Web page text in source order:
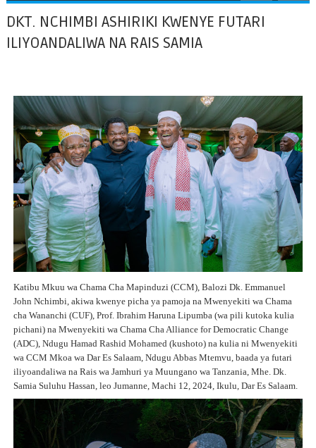
DKT. NCHIMBI ASHIRIKI KWENYE FUTARI
ILIYOANDALIWA NA RAIS SAMIA
Katibu Mkuu wa Chama Cha Mapinduzi (CCM), Balozi Dk. Emmanuel
John Nchimbi, akiwa kwenye picha ya pamoja na Mwenyekiti wa Chama
cha Wananchi (CUF), Prof. Ibrahim Haruna Lipumba (wa pili kutoka kulia
pichani) na Mwenyekiti wa Chama Cha Alliance for Democratic Change
(ADC), Ndugu Hamad Rashid Mohamed (kushoto) na kulia ni Mwenyekiti
wa CCM Mkoa wa Dar Es Salaam, Ndugu Abbas Mtemvu, baada ya futari
iliyoandaliwa na Rais wa Jamhuri ya Muungano wa Tanzania, Mhe. Dk.
Samia Suluhu Hassan, leo Jumanne, Machi 12, 2024, Ikulu, Dar Es Salaam.